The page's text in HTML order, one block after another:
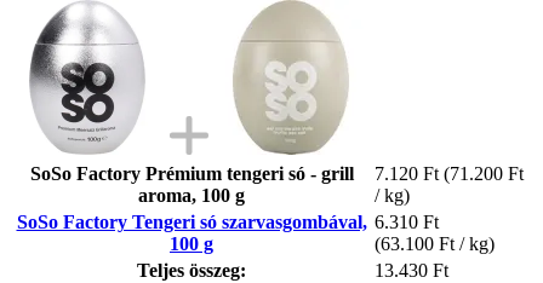
SoSo Factory Prémium tengeri só - grill
aroma, 100 g
7.120 Ft (71.200 Ft
/ kg)
SoSo Factory Tengeri só szarvasgombával,
100 g
6.310 Ft
(63.100 Ft / kg)
Teljes összeg:
13.430 Ft